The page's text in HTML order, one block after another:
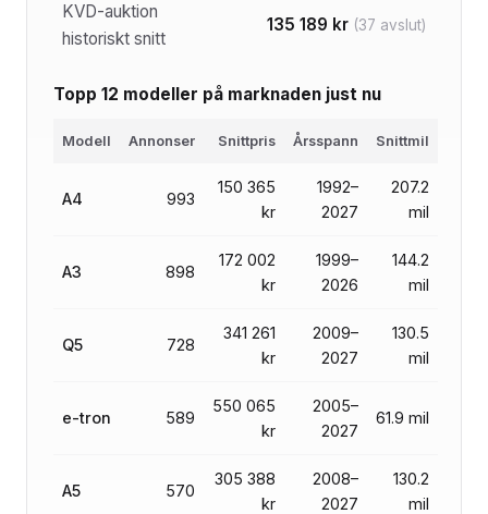
KVD-auktion
historiskt snitt
135 189 kr (37 avslut)
Topp 12 modeller på marknaden just nu
Modell Annonser Snittpris Årsspann Snittmil
A4 993
150 365
kr
1992–
2027
207.2
mil
A3 898
172 002
kr
1999–
2026
144.2
mil
Q5 728
341 261
kr
2009–
2027
130.5
mil
e-tron 589
550 065
kr
2005–
2027
61.9 mil
A5 570
305 388
kr
2008–
2027
130.2
mil